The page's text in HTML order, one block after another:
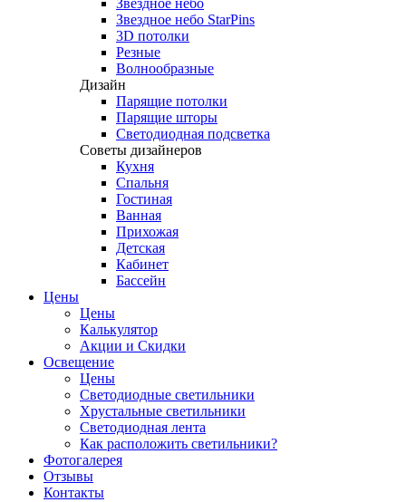
Звездное небо
Звездное небо StarPins
3D потолки
Резные
Волнообразные
Дизайн
Парящие потолки
Парящие шторы
Светодиодная подсветка
Советы дизайнеров
Кухня
Спальня
Гостиная
Ванная
Прихожая
Детская
Кабинет
Бассейн
Цены
Цены
Калькулятор
Акции и Скидки
Освещение
Цены
Светодиодные светильники
Хрустальные светильники
Светодиодная лента
Как расположить светильники?
Фотогалерея
Отзывы
Контакты